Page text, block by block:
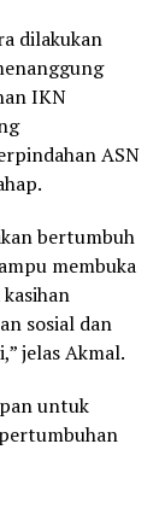
dilakukan
IKN
ASN
bertumbuh
membuka
sosial dan
jelas Akmal.
untuk